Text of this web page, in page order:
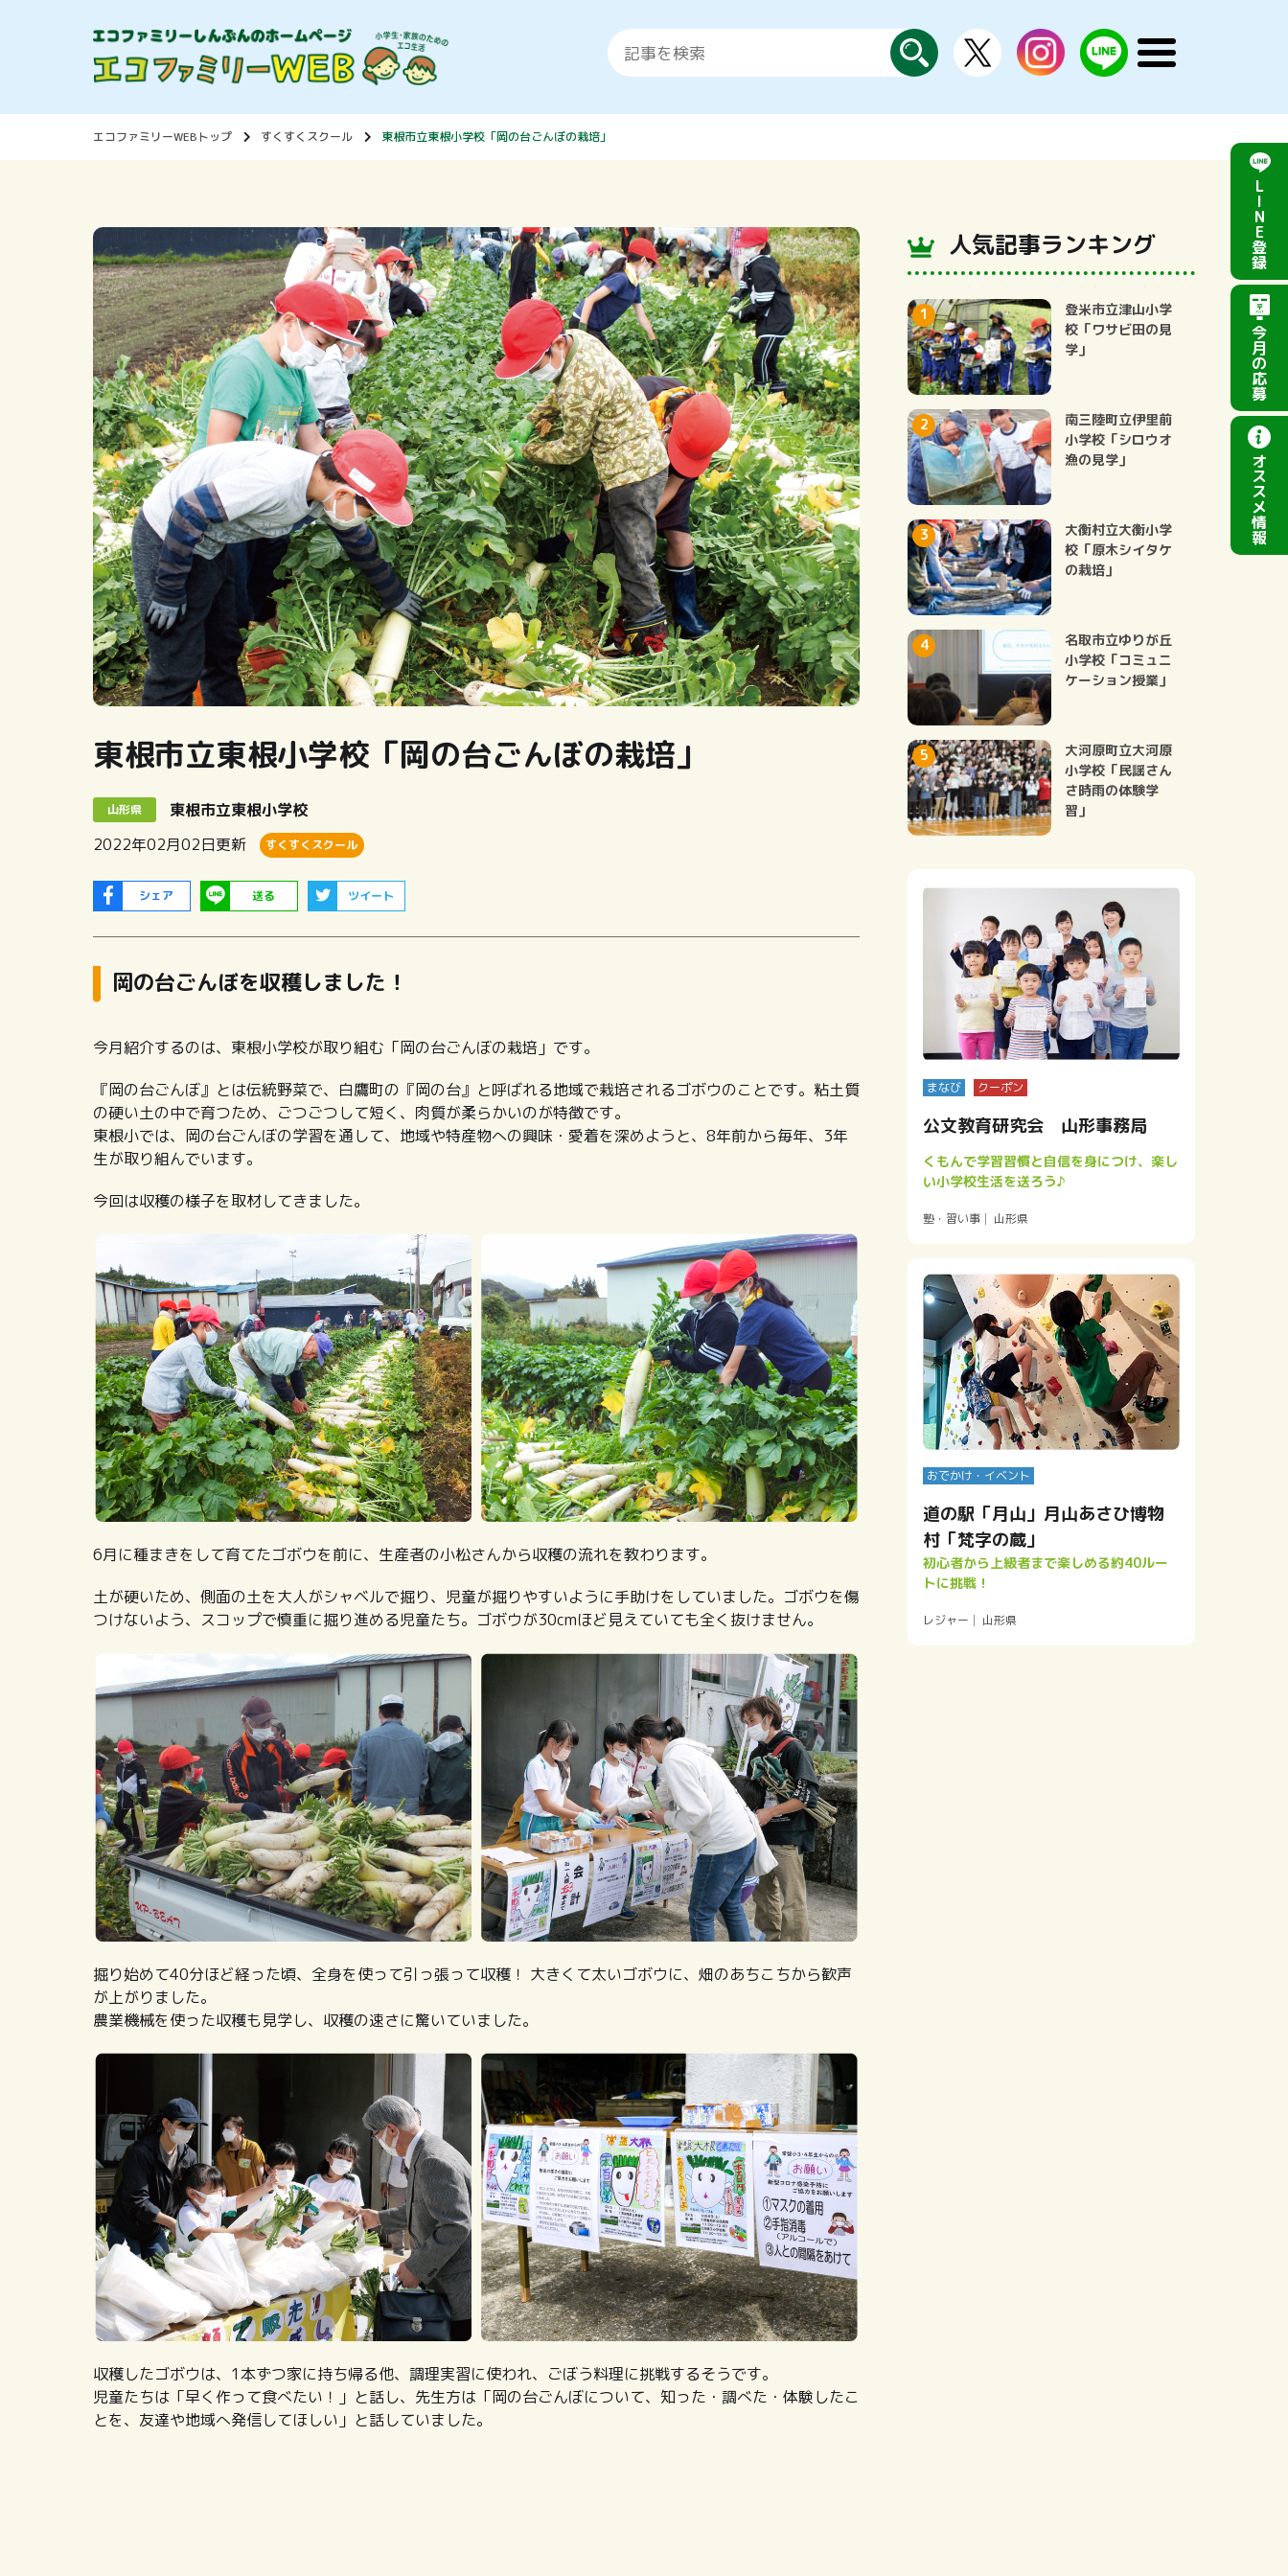
探
す
instagram LINE
公
メ
エコファミリーWEBトップ すくすくスクール 東根市立東根小学校「岡の台ごんぼの栽培」
東根市立東根小学校「岡の台ごんぼの栽培」
山形県
東根市立東根小学校
2022年02月02日更新 すくすくスクール
シェア 送る ツイート
岡の台ごんぼを収穫しました！
今月紹介するのは、東根小学校が取り組む「岡の台ごんぼの栽培」です。
『岡の台ごんぼ』とは伝統野菜で、白鷹町の『岡の台』と呼ばれる地域で栽培されるゴボウのことです。粘土質
の硬い土の中で育つため、ごつごつして短く、肉質が柔らかいのが特徴です。
東根小では、岡の台ごんぼの学習を通して、地域や特産物への興味・愛着を深めようと、8年前から毎年、3年
生が取り組んでいます。
今回は収穫の様子を取材してきました。
6月に種まきをして育てたゴボウを前に、生産者の小松さんから収穫の流れを教わります。
土が硬いため、側面の土を大人がシャベルで掘り、児童が掘りやすいように手助けをしていました。ゴボウを傷
つけないよう、スコップで慎重に掘り進める児童たち。ゴボウが30cmほど見えていても全く抜けません。
掘り始めて40分ほど経った頃、全身を使って引っ張って収穫！ 大きくて太いゴボウに、畑のあちこちから歓声
が上がりました。
農業機械を使った収穫も見学し、収穫の速さに驚いていました。
収穫したゴボウは、1本ずつ家に持ち帰る他、調理実習に使われ、ごぼう料理に挑戦するそうです。
児童たちは「早く作って食べたい！」と話し、先生方は「岡の台ごんぼについて、知った・調べた・体験したこ
とを、友達や地域へ発信してほしい」と話していました。
人気記事ランキング
登米市立津山小学
校「ワサビ田の見
学」
南三陸町立伊里前
小学校「シロウオ
漁の見学」
大衡村立大衡小学
校「原木シイタケ
の栽培」
名取市立ゆりが丘
小学校「コミュニ
ケーション授業」
大河原町立大河原
小学校「民謡さん
さ時雨の体験学
習」
まなび クーポン
公文教育研究会 山形事務局
くもんで学習習慣と自信を身につけ、楽し
い小学校生活を送ろう♪
塾・習い事 山形県
おでかけ・イベント
道の駅「月山」月山あさひ博物
村「梵字の蔵」
初心者から上級者まで楽しめる約40ルー
トに挑戦！
レジャー 山形県
L
I
N
E
登
録
今
月
の
応
募
オ
ス
ス
メ
情
報